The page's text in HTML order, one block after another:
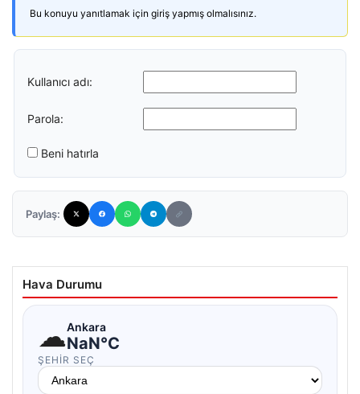
Bu konuyu yanıtlamak için giriş yapmış olmalısınız.
Kullanıcı adı:
Parola:
Beni hatırla
Paylaş:
Hava Durumu
☁Ankara
NaN°C
ŞEHIR SEÇ